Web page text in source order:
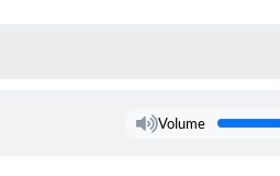
Volume